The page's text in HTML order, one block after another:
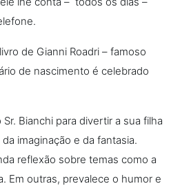
de Gianni Roadri – famoso
de nascimento é celebrado
Bianchi para divertir a sua filha
imaginação e da fantasia.
reflexão sobre temas como a
Em outras, prevalece o humor e